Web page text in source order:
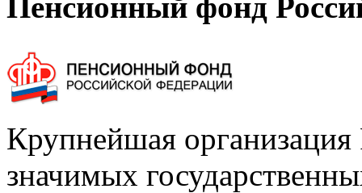
Пенсионный фонд
Крупнейшая
значимых